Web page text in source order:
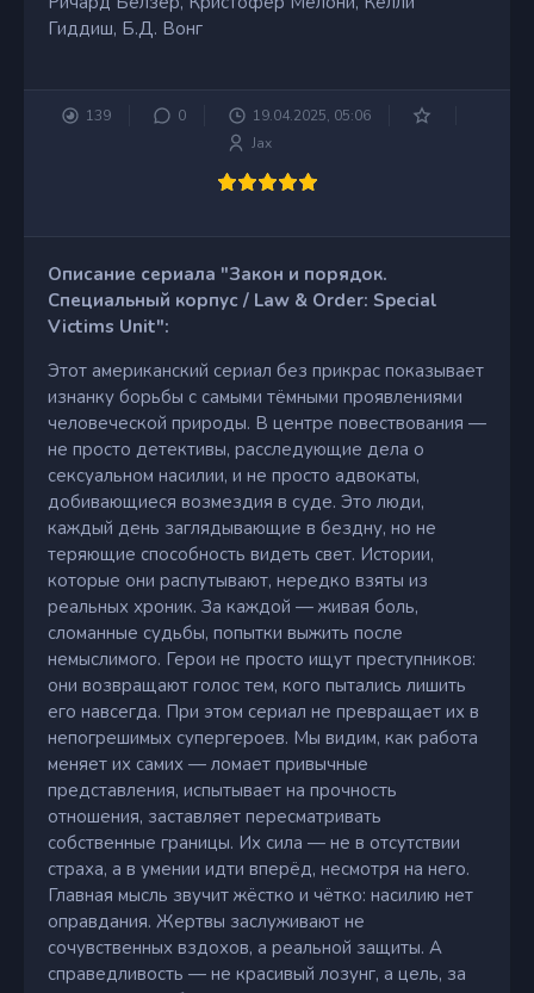
Гиддиш, Б.Д. Вонг
139 0
19.04.2025, 05:06
Jax
Описание сериала "Закон и порядок.
Специальный корпус / Law & Order: Special
Victims Unit":
Этот американский сериал без прикрас показывает
изнанку борьбы с самыми тёмными проявлениями
человеческой природы. В центре повествования —
не просто детективы, расследующие дела о
сексуальном насилии, и не просто адвокаты,
добивающиеся возмездия в суде. Это люди,
каждый день заглядывающие в бездну, но не
теряющие способность видеть свет. Истории,
которые они распутывают, нередко взяты из
реальных хроник. За каждой — живая боль,
сломанные судьбы, попытки выжить после
немыслимого. Герои не просто ищут преступников:
они возвращают голос тем, кого пытались лишить
его навсегда. При этом сериал не превращает их в
непогрешимых супергероев. Мы видим, как работа
меняет их самих — ломает привычные
представления, испытывает на прочность
отношения, заставляет пересматривать
собственные границы. Их сила — не в отсутствии
страха, а в умении идти вперёд, несмотря на него.
Главная мысль звучит жёстко и чётко: насилию нет
оправдания. Жертвы заслуживают не
сочувственных вздохов, а реальной защиты. А
справедливость — не красивый лозунг, а цель, за